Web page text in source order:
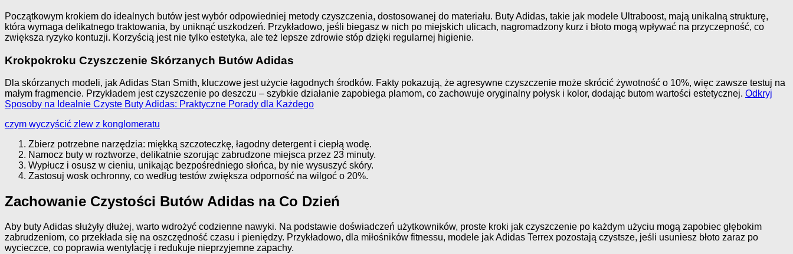
Początkowym krokiem do idealnych butów jest wybór odpowiedniej metody czyszczenia, dostosowanej do materiału. Buty Adidas, takie jak modele Ultraboost, mają unikalną strukturę,
która wymaga delikatnego traktowania, by uniknąć uszkodzeń. Przykładowo, jeśli biegasz w nich po miejskich ulicach, nagromadzony kurz i błoto mogą wpływać na przyczepność, co
zwiększa ryzyko kontuzji. Korzyścią jest nie tylko estetyka, ale też lepsze zdrowie stóp dzięki regularnej higienie.
Krokpokroku Czyszczenie Skórzanych Butów Adidas
Dla skórzanych modeli, jak Adidas Stan Smith, kluczowe jest użycie łagodnych środków. Fakty pokazują, że agresywne czyszczenie może skrócić żywotność o 10%, więc zawsze testuj na
małym fragmencie. Przykładem jest czyszczenie po deszczu – szybkie działanie zapobiega plamom, co zachowuje oryginalny połysk i kolor, dodając butom wartości estetycznej. Odkryj
Sposoby na Idealnie Czyste Buty Adidas: Praktyczne Porady dla Każdego
czym wyczyścić zlew z konglomeratu
Zbierz potrzebne narzędzia: miękką szczoteczkę, łagodny detergent i ciepłą wodę.
Namocz buty w roztworze, delikatnie szorując zabrudzone miejsca przez 23 minuty.
Wypłucz i osusz w cieniu, unikając bezpośredniego słońca, by nie wysuszyć skóry.
Zastosuj wosk ochronny, co według testów zwiększa odporność na wilgoć o 20%.
Zachowanie Czystości Butów Adidas na Co Dzień
Aby buty Adidas służyły dłużej, warto wdrożyć codzienne nawyki. Na podstawie doświadczeń użytkowników, proste kroki jak czyszczenie po każdym użyciu mogą zapobiec głębokim
zabrudzeniom, co przekłada się na oszczędność czasu i pieniędzy. Przykładowo, dla miłośników fitnessu, modele jak Adidas Terrex pozostają czystsze, jeśli usuniesz błoto zaraz po
wycieczce, co poprawia wentylację i redukuje nieprzyjemne zapachy.